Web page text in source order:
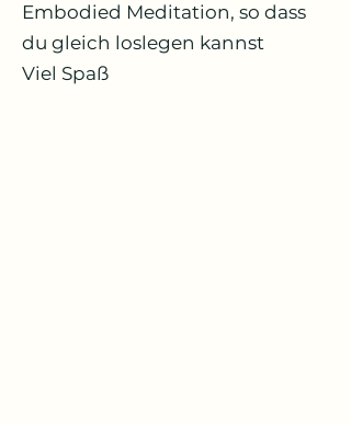
Embodied Meditation, so dass
du gleich loslegen kannst
Viel Spaß